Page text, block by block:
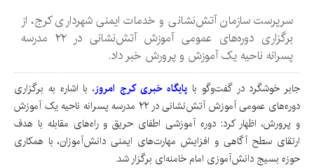
سرپرست سازمان آتش‌نشانی و خدمات ایمنی شهرداری کرج، از
برگزاری دوره‌های عمومی آموزش آتش‌نشانی در ۲۲ مدرسه
پسرانه ناحیه یک آموزش و پرورش خبر داد.
جابر خوشگرد در گفت‌وگو با پایگاه خبری کرج امروز، با اشاره به برگزاری
دوره‌های عمومی آموزش آتش‌نشانی در ۲۲ مدرسه پسرانه ناحیه یک آموزش
و پرورش، اظهار کرد: دوره آموزشی اطفای حریق و راه‌های مقابله با هدف
ارتقای سطح آگاهی و افزایش مهارت‌های ایمنی دانش‌آموزان، با همکاری
حوزه بسیج دانش‌آموزی امام خامنه‌ای برگزار شد.